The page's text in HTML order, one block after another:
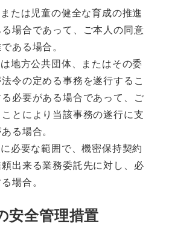
たは児童の健全な育成の推進
場合であって、ご本人の同意
ある場合。
地方公共団体、またはその委
令の定める事務を遂行するこ
必要がある場合であって、ご
とにより当該事務の遂行に支
る場合。
必要な範囲で、機密保持契約
出来る業務委託先に対し、必
場合。
安全管理措置